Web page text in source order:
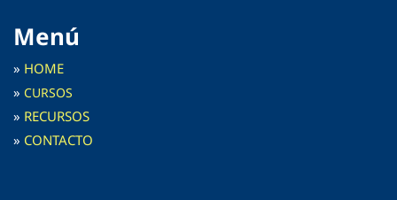
Menú
» HOME
» CURSOS
» RECURSOS
» CONTACTO